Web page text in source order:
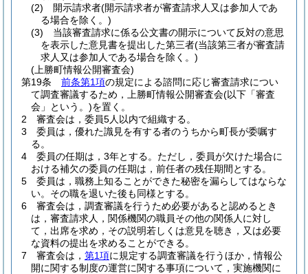
(2)
開示請求者(開示請求者が審査請求人又は参加人であ
る場合を除く。)
(3)
当該審査請求に係る公文書の開示について反対の意思
を表示した意見書を提出した第三者(当該第三者が審査請
求人又は参加人である場合を除く。)
(上勝町情報公開審査会)
第19条
前条第1項の規定による諮問に応じ審査請求につい
て調査審議するため，上勝町情報公開審査会(以下「審査
会」という。)を置く。
2
審査会は，委員5人以内で組織する。
3
委員は，優れた識見を有する者のうちから町長が委嘱す
る。
4
委員の任期は，3年とする。 ただし，委員が欠けた場合に
おける補欠の委員の任期は，前任者の残任期間とする。
5
委員は，職務上知ることができた秘密を漏らしてはならな
い。 その職を退いた後も同様とする。
6
審査会は，調査審議を行うため必要があると認めるとき
は，審査請求人，関係機関の職員その他の関係人に対し
て，出席を求め，その説明若しくは意見を聴き，又は必要
な資料の提出を求めることができる。
7
審査会は， 第1項に規定する調査審議を行うほか，情報公
開に関する制度の運営に関する事項について，実施機関に